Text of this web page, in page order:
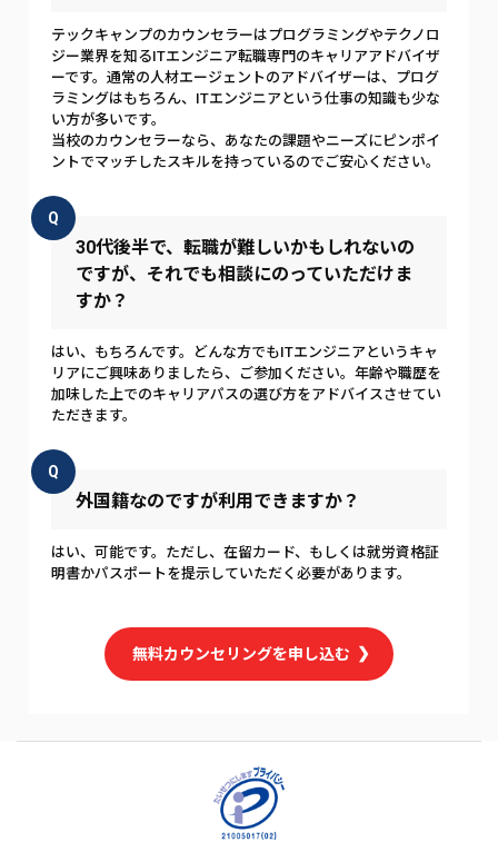
テックキャンプのカウンセラーはプログラミングやテクノロ
ジー業界を知るITエンジニア転職専門のキャリアアドバイザ
ーです。通常の人材エージェントのアドバイザーは、プログ
ラミングはもちろん、ITエンジニアという仕事の知識も少な
い方が多いです。
当校のカウンセラーなら、あなたの課題やニーズにピンポイ
ントでマッチしたスキルを持っているのでご安心ください。
Q
30代後半で、転職が難しいかもしれないの
ですが、それでも相談にのっていただけま
すか？
はい、もちろんです。どんな方でもITエンジニアというキャ
リアにご興味ありましたら、ご参加ください。年齢や職歴を
加味した上でのキャリアパスの選び方をアドバイスさせてい
ただきます。
Q
外国籍なのですが利用できますか？
はい、可能です。ただし、在留カード、もしくは就労資格証
明書かパスポートを提示していただく必要があります。
無料カウンセリングを申し込む